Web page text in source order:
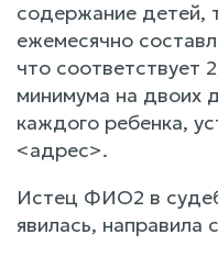
содержание детей,
ежемесячно
что соответствует
минимума на двоих
каждого ребенка,
<адрес>.
Истец ФИО2 в
явилась, направила